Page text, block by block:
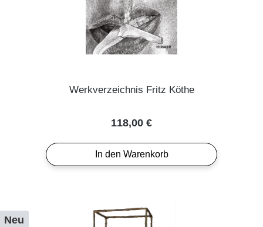
Werkverzeichnis Fritz Köthe
Regulärer Preis:
118,00 €
In den Warenkorb
Neu